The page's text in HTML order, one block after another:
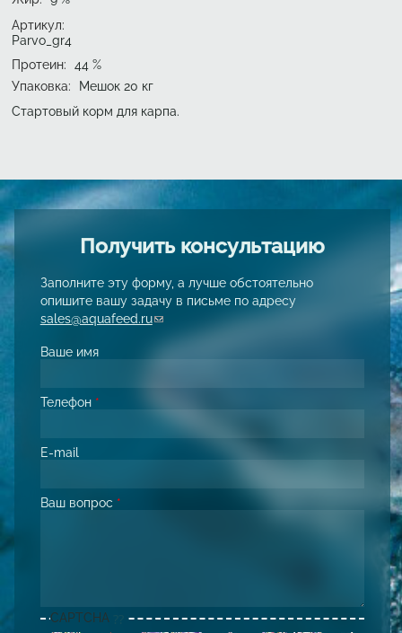
Артикул:
Parvo_gr4
Протеин: 44 %
Упаковка:
Мешок 20 кг
Стартовый корм для карпа.
Получить консультацию
Заполните эту форму, а лучше обстоятельно
опишите вашу задачу в письме по адресу
sales@aquafeed.ru(link sends e-mail)
Ваше имя
Телефон *
E-mail
Ваш вопрос *
CAPTCHA